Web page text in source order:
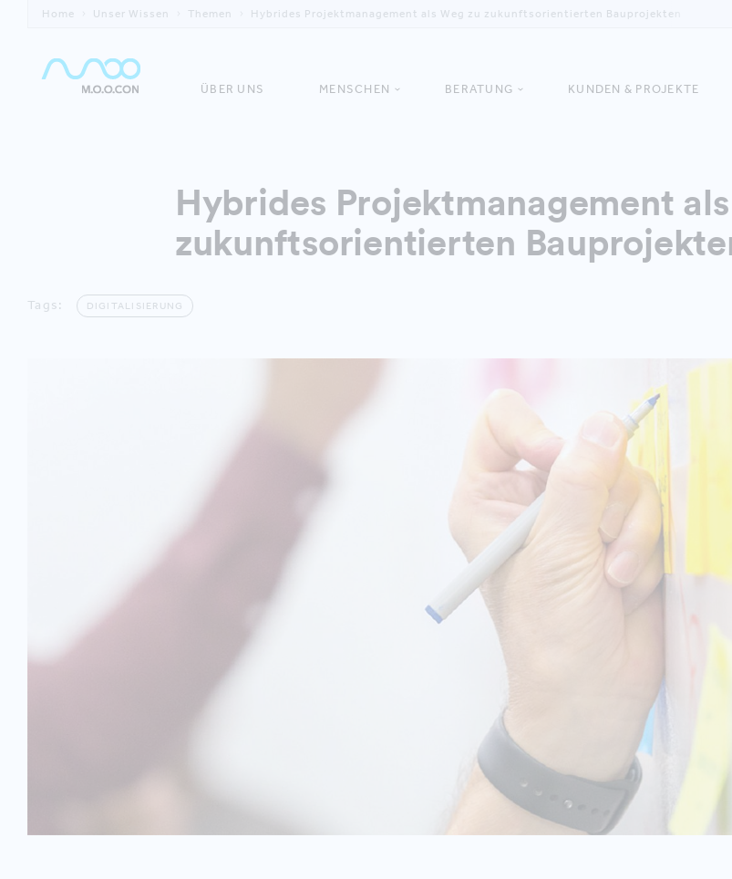
Home Unser Wissen Themen Hybrides Projektmanagement als Weg zu zukunftsorientierten Bauprojekten
ÜBER UNS MENSCHEN BERATUNG KUNDEN & PROJEKTE
Hybrides Projektmanagement
zukunftsorientierten
Tags: DIGITALISIERUNG